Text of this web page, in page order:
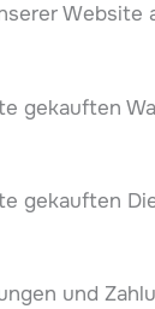
gekauften
gekauften
und